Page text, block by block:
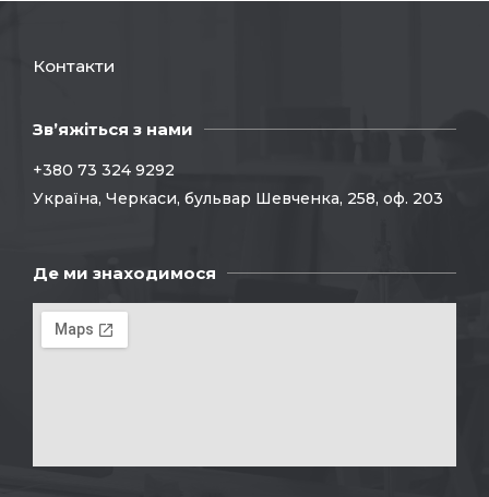
Контакти
Зв’яжіться з нами
+380 73 324 9292
Україна, Черкаси, бульвар Шевченка, 258, оф. 203
Де ми знаходимося